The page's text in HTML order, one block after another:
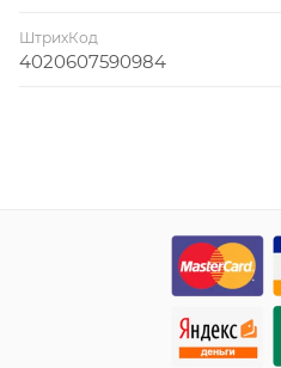
ШтрихКод
4020607590984